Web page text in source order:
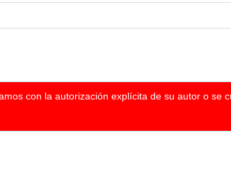
con la autorización explícita de su autor o se